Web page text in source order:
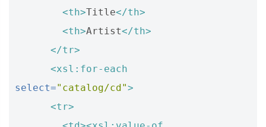
<th>Title</th>
<th>Artist</th>
</tr>
<xsl:for-each
select="catalog/cd">
<tr>